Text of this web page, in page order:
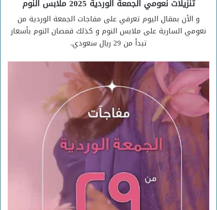
تنزيلات نعومي الجمعة الوردية 2025 ملابس النوم
و الأن بمقال اليوم تعرفي على مفاجات الجمعة الوردية من
نعومي السارية على ملابس النوم و كذلك قمصان النوم بأسعار
تبدأ من 29 ريال سعودي.